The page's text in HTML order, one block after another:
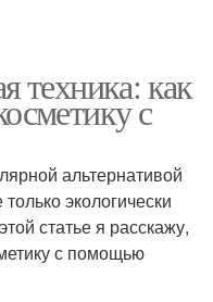
техника: как
с
альтернативой
экологически
статье я расскажу,
с помощью